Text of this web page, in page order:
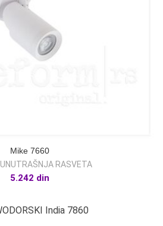
Mike 7660
UNUTRAŠNJA RASVETA
5.242 din